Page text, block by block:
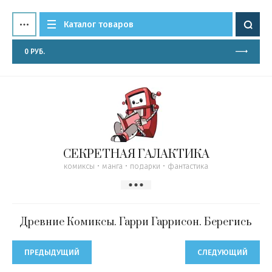
Каталог товаров
0 РУБ.
СЕКРЕТНАЯ ГАЛАКТИКА
комиксы • манга • подарки • фантастика
Древние Комиксы. Гарри Гаррисон. Берегись
ПРЕДЫДУЩИЙ СЛЕДУЮЩИЙ